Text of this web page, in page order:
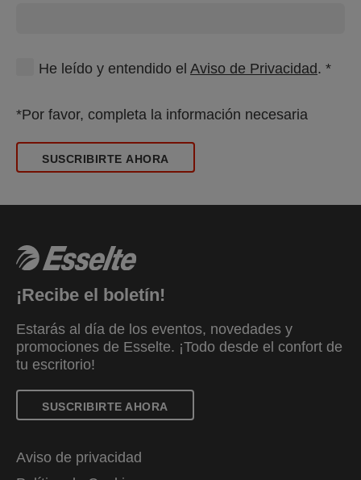
He leído y entendido el Aviso de Privacidad. *
*Por favor, completa la información necesaria
SUSCRIBIRTE AHORA
¡Recibe el boletín!
Estarás al día de los eventos, novedades y
promociones de Esselte. ¡Todo desde el confort de
tu escritorio!
SUSCRIBIRTE AHORA
Aviso de privacidad